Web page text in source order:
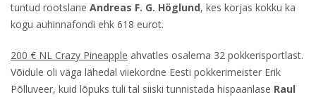
tuntud rootslane Andreas F. G. Höglund, kes korjas kokku ka
kogu auhinnafondi ehk 618 eurot.
200 € NL Crazy Pineapple ahvatles osalema 32 pokkerisportlast.
Võidule oli väga lähedal viiekordne Eesti pokkerimeister Erik
Põlluveer, kuid lõpuks tuli tal siiski tunnistada hispaanlase Raul